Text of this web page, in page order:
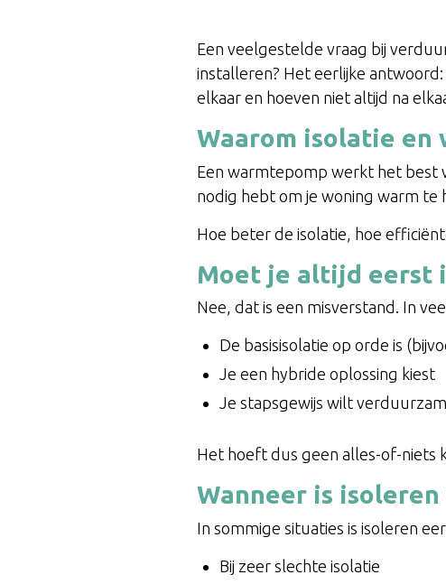
Een veelgestelde vraag bij
installeren? Het eerlijke
elkaar en hoeven niet altijd na
Waarom isolatie en
Een warmtepomp werkt het best
nodig hebt om je woning warm te
Hoe beter de isolatie, hoe
Moet je altijd eerst
Nee, dat is een misverstand. In
De basisisolatie op orde is
Je een hybride oplossing kiest
Je stapsgewijs wilt
Het hoeft dus geen alles-of-niets
Wanneer is
In sommige situaties is isoleren
Bij zeer slechte isolatie